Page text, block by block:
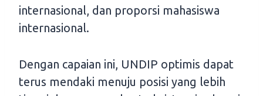
internasional, dan proporsi mahasiswa
internasional.
Dengan capaian ini, UNDIP optimis dapat
terus mendaki menuju posisi yang lebih